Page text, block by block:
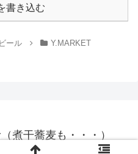
書き込む
ール
Y.MARKET
煮干蕎麦も・・・）